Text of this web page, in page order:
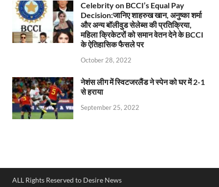
Celebrity on BCCI’s Equal Pay
Decision:जानिए शाहरुख खान, अनुष्का शर्मा
और अन्य बॉलीवुड सेलेब्स की प्रतिक्रिया,
महिला क्रिकेटरों को समान वेतन देने के BCCI
के ऐतिहासिक फैसले पर
October 28, 2022
नेशंस लीग में स्विटजरलैंड ने स्पेन को घर में 2-1
से हराया
September 25, 2022
ALL Rights Reserved to Desire News